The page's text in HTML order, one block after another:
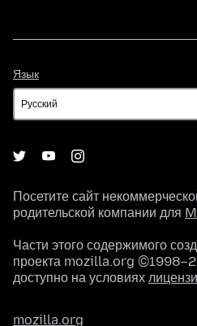
Язык
Посетите сайт
родительской компании для
Части этого содержимого
проекта mozilla.org
доступно на условиях
mozilla.org